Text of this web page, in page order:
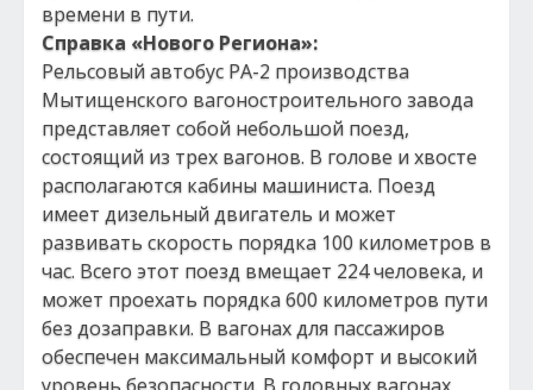
времени в пути.
Справка «Нового Региона»:
Рельсовый автобус РА-2 производства
Мытищенского вагоностроительного завода
представляет собой небольшой поезд,
состоящий из трех вагонов. В голове и хвосте
располагаются кабины машиниста. Поезд
имеет дизельный двигатель и может
развивать скорость порядка 100 километров в
час. Всего этот поезд вмещает 224 человека, и
может проехать порядка 600 километров пути
без дозаправки. В вагонах для пассажиров
обеспечен максимальный комфорт и высокий